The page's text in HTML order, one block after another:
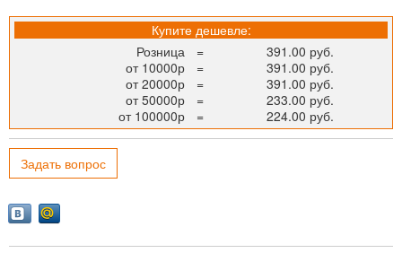
Купите дешевле:
Розница
=
391.00 руб.
от 10000р
=
391.00 руб.
от 20000р
=
391.00 руб.
от 50000р
=
233.00 руб.
от 100000р
= 224.00 руб.
Задать вопрос